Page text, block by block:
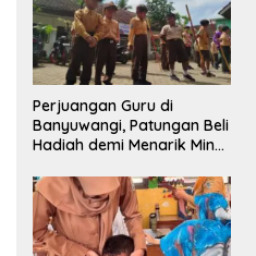
Perjuangan Guru di
Banyuwangi, Patungan Beli
Hadiah demi Menarik Minat